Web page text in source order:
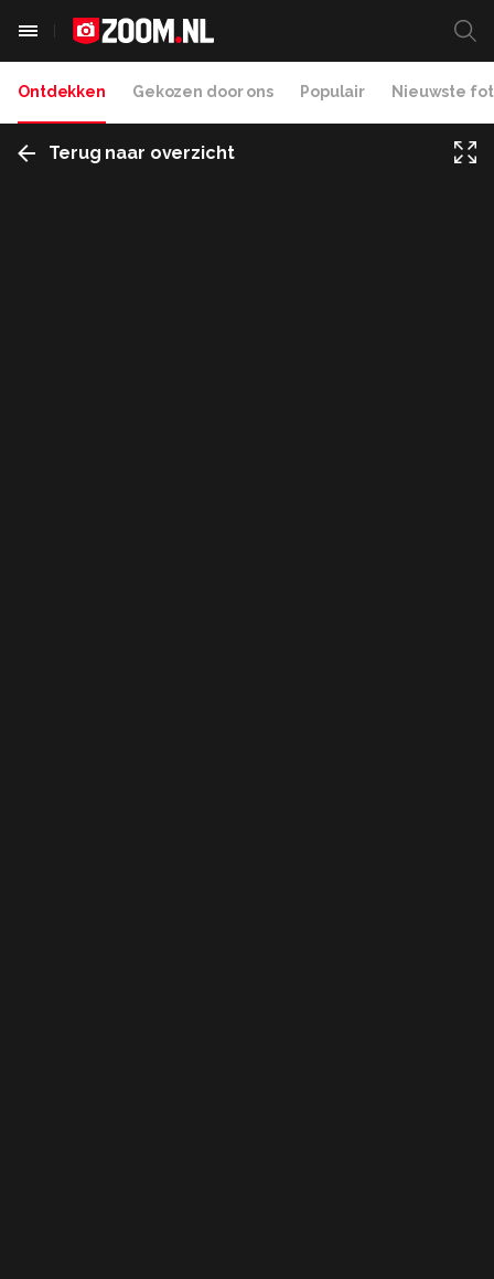
Ontdekken Gekozen door ons Populair Nieuwste
Terug naar overzicht